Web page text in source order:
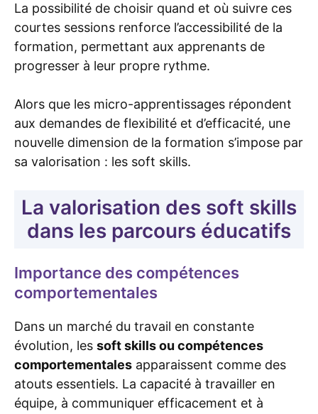
La possibilité de choisir quand et où suivre ces
courtes sessions renforce l’accessibilité de la
formation, permettant aux apprenants de
progresser à leur propre rythme.
Alors que les micro-apprentissages répondent
aux demandes de flexibilité et d’efficacité, une
nouvelle dimension de la formation s’impose par
sa valorisation : les soft skills.
La valorisation des soft skills
dans les parcours éducatifs
Importance des compétences
comportementales
Dans un marché du travail en constante
évolution, les soft skills ou compétences
comportementales apparaissent comme des
atouts essentiels. La capacité à travailler en
équipe, à communiquer efficacement et à